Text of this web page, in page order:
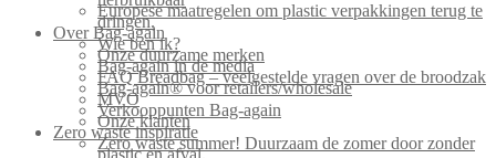
Europese maatregelen om plastic verpakkingen terug te
dringen.
Over Bag-again
Wie ben ik?
Onze duurzame merken
Bag-again in de media
FAQ Breadbag – veelgestelde vragen over de broodzak
Bag-again® voor retailers/wholesale
MVO
Verkooppunten Bag-again
Onze klanten
Zero waste inspiratie
Zero waste summer! Duurzaam de zomer door zonder
plastic en afval.